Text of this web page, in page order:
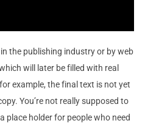
the publishing industry or by web
will later be filled with real
example, the final text is not yet
You’re not really supposed to
place holder for people who need